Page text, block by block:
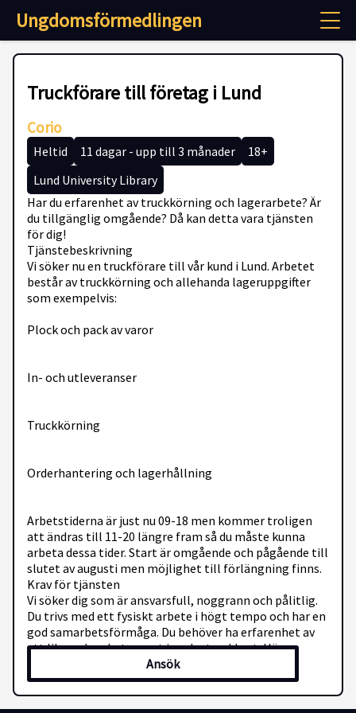
Ungdomsförmedlingen
Truckförare till företag i Lund
Corio
Heltid 11 dagar - upp till 3 månader
18+
Lund University Library
Har du erfarenhet av truckkörning och lagerarbete? Är
du tillgänglig omgående? Då kan detta vara tjänsten
för dig!
Tjänstebeskrivning
Vi söker nu en truckförare till vår kund i Lund. Arbetet
består av truckkörning och allehanda lageruppgifter
som exempelvis:
Plock och pack av varor
In- och utleveranser
Truckkörning
Orderhantering och lagerhållning
Arbetstiderna är just nu 09-18 men kommer troligen
att ändras till 11-20 längre fram så du måste kunna
arbeta dessa tider. Start är omgående och pågående till
slutet av augusti men möjlighet till förlängning finns.
Krav för tjänsten
Vi söker dig som är ansvarsfull, noggrann och pålitlig.
Du trivs med ett fysiskt arbete i högt tempo och har en
god samarbetsförmåga. Du behöver ha erfarenhet av
ett liknande arbete samt inneha truckkort. Hög
arbetsmoral och viljan att göra ett bra arbete är A och
O.
Övrigt
Ansök